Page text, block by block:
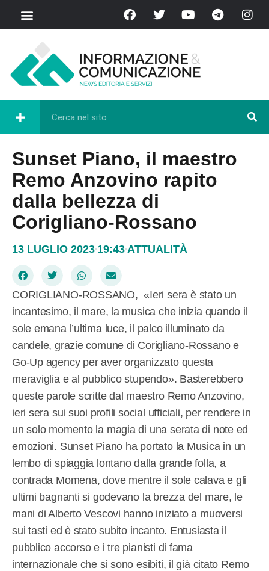
Sunset Piano, il maestro
Remo Anzovino rapito
dalla bellezza di
Corigliano-Rossano
13 LUGLIO 2023 19:43 ATTUALITÀ
CORIGLIANO-ROSSANO, «Ieri sera è stato un
incantesimo, il mare, la musica che inizia quando il
sole emana l’ultima luce, il palco illuminato da
candele, grazie comune di Corigliano-Rossano e
Go-Up agency per aver organizzato questa
meraviglia e al pubblico stupendo». Basterebbero
queste parole scritte dal maestro Remo Anzovino,
ieri sera sui suoi profili social ufficiali, per rendere in
un solo momento la magia di una serata di note ed
emozioni. Sunset Piano ha portato la Musica in un
lembo di spiaggia lontano dalla grande folla, a
contrada Momena, dove mentre il sole calava e gli
ultimi bagnanti si godevano la brezza del mare, le
mani di Alberto Vescovi hanno iniziato a muoversi
sui tasti ed è stato subito incanto. Entusiasta il
pubblico accorso e i tre pianisti di fama
internazionale che si sono esibiti, il già citato Remo